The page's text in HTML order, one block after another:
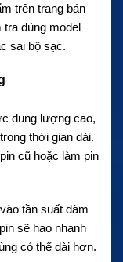
trên trang bán
tra đúng model
sai bộ sạc.
dung lượng cao,
thời gian dài.
cũ hoặc làm pin
tần suất đàm
sẽ hao nhanh
có thể dài hơn.